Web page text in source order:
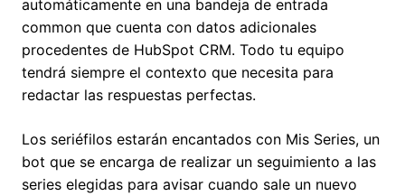
automáticamente en una bandeja de entrada
common que cuenta con datos adicionales
procedentes de HubSpot CRM. Todo tu equipo
tendrá siempre el contexto que necesita para
redactar las respuestas perfectas.
Los seriéfilos estarán encantados con Mis Series, un
bot que se encarga de realizar un seguimiento a las
series elegidas para avisar cuando sale un nuevo